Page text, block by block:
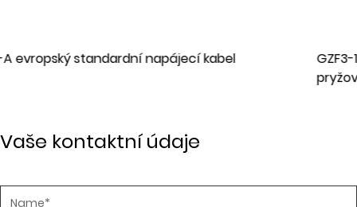
GZF3-16 Dvoužilová evropská standardní
Vaše kontaktní údaje